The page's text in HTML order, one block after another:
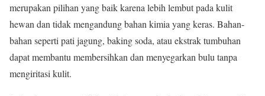
merupakan pilihan yang baik karena lebih lembut pada kulit
hewan dan tidak mengandung bahan kimia yang keras. Bahan-
bahan seperti pati jagung, baking soda, atau ekstrak tumbuhan
dapat membantu membersihkan dan menyegarkan bulu tanpa
mengiritasi kulit.